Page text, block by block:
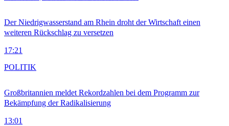
Der Niedrigwasserstand am Rhein droht der Wirtschaft einen
weiteren Rückschlag zu versetzen
17:21
Großbritannien meldet Rekordzahlen bei dem Programm zur
Bekämpfung der Radikalisierung
13:01
POLITIK